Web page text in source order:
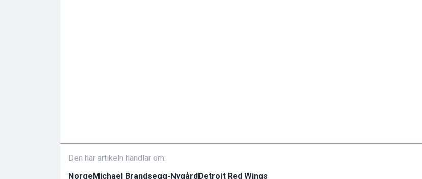
Den här artikeln handlar om:
Norge Michael Brandsegg-Nygård Detroit Red Wings